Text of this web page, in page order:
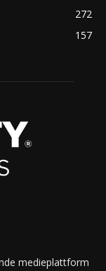
272
157
medieplattform